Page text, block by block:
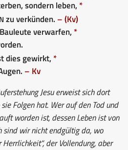
sondern leben, *
zu verkünden. – (Kv)
verwarfen, *
dies gewirkt, *
– Kv
Jesu erweist sich dort
Folgen hat. Wer auf den Tod und
worden ist, dessen Leben ist von
sind wir nicht endgültig da, wo
Herrlichkeit“, der Vollendung, aber